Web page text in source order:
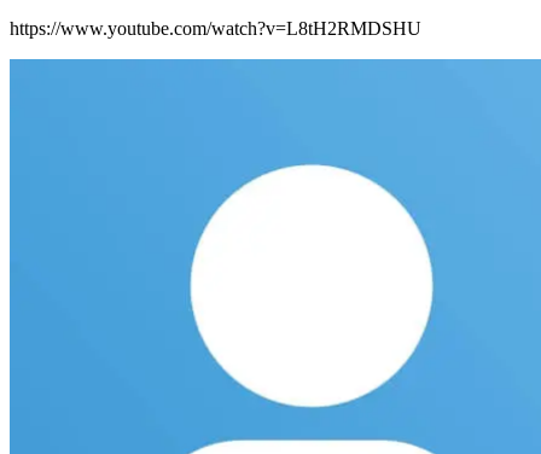
https://www.youtube.com/watch?v=L8tH2RMDSHU